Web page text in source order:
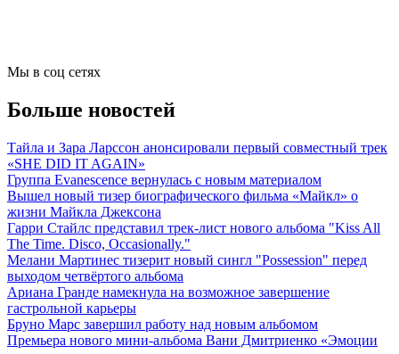
Мы в соц сетях
Больше новостей
Тайла и Зара Ларссон анонсировали первый совместный трек
«SHE DID IT AGAIN»
Группа Evanescence вернулась с новым материалом
Вышел новый тизер биографического фильма «Майкл» о
жизни Майкла Джексона
Гарри Стайлс представил трек-лист нового альбома "Kiss All
The Time. Disco, Occasionally."
Мелани Мартинес тизерит новый сингл "Possession" перед
выходом четвёртого альбома
Ариана Гранде намекнула на возможное завершение
гастрольной карьеры
Бруно Марс завершил работу над новым альбомом
Премьера нового мини-альбома Вани Дмитриенко «Эмоции